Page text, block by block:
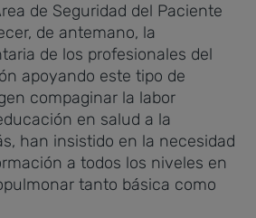
de Seguridad del Paciente
de antemano, la
de los profesionales del
apoyando este tipo de
compaginar la labor
en salud a la
han insistido en la necesidad
a todos los niveles en
tanto básica como